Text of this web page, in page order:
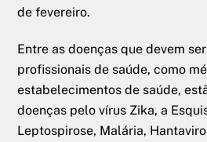
de fevereiro.
Entre as doenças que devem
profissionais de saúde, como
estabelecimentos de saúde,
doenças pelo vírus Zika, a
Leptospirose, Malária,